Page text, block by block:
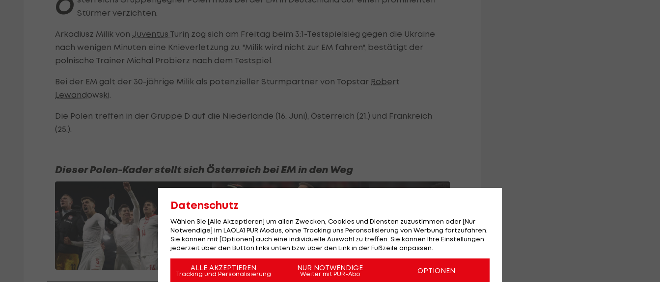
Stürmer verzichten.
Arkadiusz Milik von Juventus Turin zog sich am Freitag beim 3:1-Testspielsieg gegen die Ukraine
nach wenigen Minuten eine Knieverletzung zu. "Milik wird nicht zur EM fahren", bestätigt der
polnische Trainer Michal Probierz nach dem Testspiel.
Bei der EM galt der 30-jährige Milik als potenzieller Sturmpartner von Topstar Robert
Lewandowski.
Die Polen treffen in der Gruppe D auf die Niederlande (16. Juni), Österreich (21.) und Frankreich
(25.).
Dieser Polen-Kader stellt sich Österreich bei EM in den Weg
STARTEN
27 Bilder
Datenschutz
Wählen Sie [Alle Akzeptieren] um allen Zwecken, Cookies und Diensten zuzustimmen oder [Nur
Notwendige] im LAOLA1 PUR Modus, ohne Tracking uns Peronsalisierung von Werbung fortzufahren.
Sie können mit [Optionen] auch eine individuelle Auswahl zu treffen. Sie können Ihre Einstellungen
jederzeit über den Button links unten bzw. über den Link in der Fußzeile anpassen.
ALLE AKZEPTIEREN
Tracking und Personalisierung
NUR NOTWENDIGE
Weiter mit PUR-Abo OPTIONEN